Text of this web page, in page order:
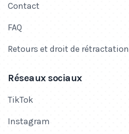
Contact
FAQ
Retours et droit de rétractation
Réseaux sociaux
TikTok
Instagram